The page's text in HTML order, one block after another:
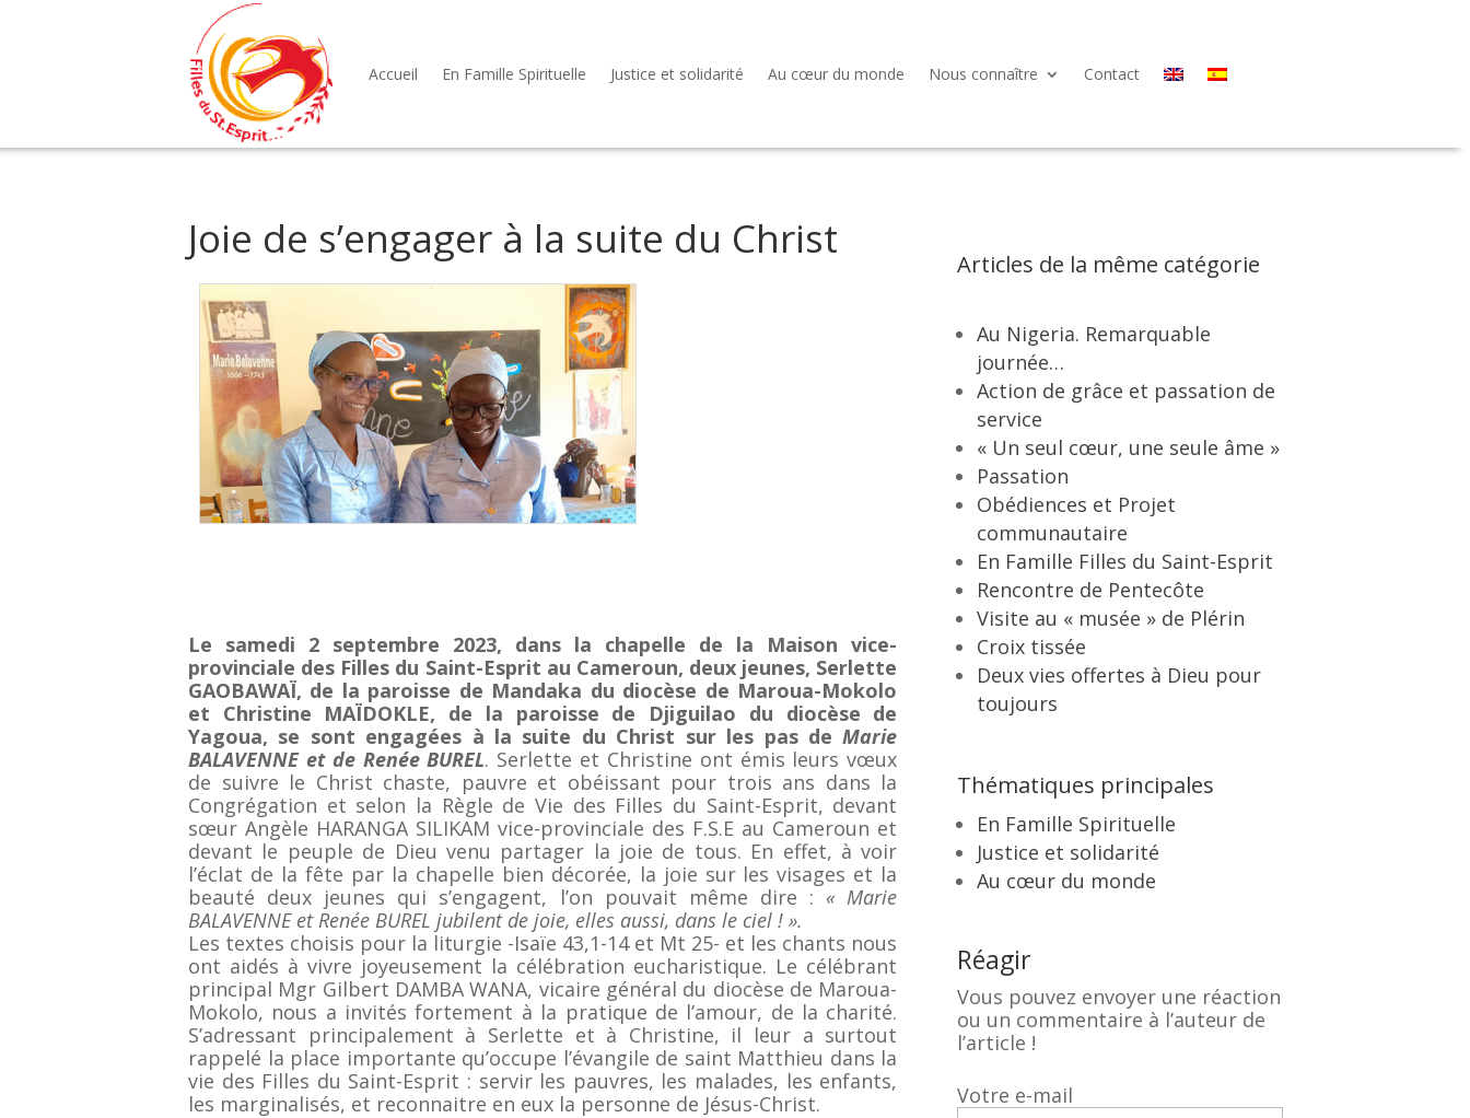
Accueil En Famille Spirituelle Justice et solidarité Au cœur du monde Nous connaître Contact
Joie de s’engager à la suite du Christ
Le samedi 2 septembre 2023, dans la chapelle de la Maison vice-
provinciale des Filles du Saint-Esprit au Cameroun, deux jeunes, Serlette
GAOBAWAÏ, de la paroisse de Mandaka du diocèse de Maroua-Mokolo
et Christine MAÏDOKLE, de la paroisse de Djiguilao du diocèse de
Yagoua, se sont engagées à la suite du Christ sur les pas deMarie
BALAVENNE et de Renée BUREL. Serlette et Christine ont émis leurs vœux
de suivre le Christ chaste, pauvre et obéissant pour trois ans dans la
Congrégation et selon la Règle de Vie des Filles du Saint-Esprit, devant
sœur Angèle HARANGA SILIKAM vice-provinciale des F.S.E au Cameroun et
devant le peuple de Dieu venu partager la joie de tous. En effet, à voir
l’éclat de la fête par la chapelle bien décorée, la joie sur les visages et la
beauté deux jeunes qui s’engagent, l’on pouvait même dire : « Marie
BALAVENNE et Renée BUREL jubilent de joie, elles aussi, dans le ciel ! ».
Les textes choisis pour la liturgie -Isaïe 43,1-14 et Mt 25- et les chants nous
ont aidés à vivre joyeusement la célébration eucharistique. Le célébrant
principal Mgr Gilbert DAMBA WANA, vicaire général du diocèse de Maroua-
Mokolo, nous a invités fortement à la pratique de l’amour, de la charité.
S’adressant principalement à Serlette et à Christine, il leur a surtout
rappelé la place importante qu’occupe l’évangile de saint Matthieu dans la
vie des Filles du Saint-Esprit : servir les pauvres, les malades, les enfants,
les marginalisés, et reconnaitre en eux la personne de Jésus-Christ.
Articles de la même catégorie
Au Nigeria. Remarquable
journée…
Action de grâce et passation de
service
« Un seul cœur, une seule âme »
Passation
Obédiences et Projet
communautaire
En Famille Filles du Saint-Esprit
Rencontre de Pentecôte
Visite au « musée » de Plérin
Croix tissée
Deux vies offertes à Dieu pour
toujours
Thématiques principales
En Famille Spirituelle
Justice et solidarité
Au cœur du monde
Réagir
Vous pouvez envoyer une réaction
ou un commentaire à l’auteur de
l’article !
Votre e-mail